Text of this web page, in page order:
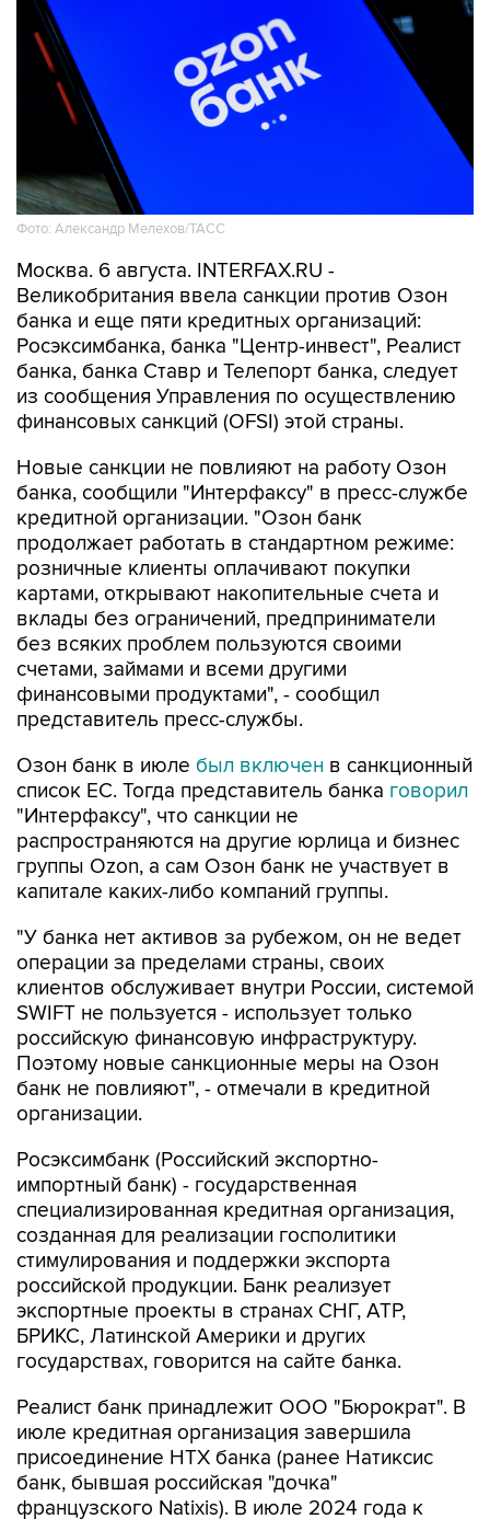
Фото: Александр Мелехов/ТАСС
Москва. 6 августа. INTERFAX.RU -
банка и еще пяти кредитных организаций:
Росэксимбанка, банка "Центр-инвест", Реалист
банка, банка Ставр и Телепорт банка, следует
из сообщения Управления по осуществлению
финансовых санкций (OFSI) этой страны.
Новые санкции не повлияют на работу Озон
кредитной организации. "Озон банк
продолжает работать в стандартном режиме:
розничные клиенты оплачивают покупки
картами, открывают накопительные счета и
вклады без ограничений, предприниматели
без всяких проблем пользуются своими
счетами, займами и всеми другими
финансовыми продуктами", - сообщил
представитель пресс-службы.
Озон банк в июлебыл включен
"Интерфаксу", что санкции не
распространяются на другие юрлица и бизнес
группы Ozon, а сам Озон банк не участвует в
капитале каких-либо компаний группы.
"У банка нет активов за рубежом, он не ведет
клиентов обслуживает внутри России, системой
SWIFT не пользуется - использует только
российскую финансовую инфраструктуру.
Поэтому новые санкционные меры на Озон
банк не повлияют", - отмечали в кредитной
организации.
Росэксимбанк (Российский экспортно-
специализированная кредитная организация,
созданная для реализации госполитики
стимулирования и поддержки экспорта
российской продукции. Банк реализует
экспортные проекты в странах СНГ, АТР,
БРИКС, Латинской Америки и других
государствах, говорится на сайте банка.
Реалист банк принадлежит ООО "Бюрократ". В
присоединение НТХ банка (ранее Натиксис
банк, бывшая российская "дочка"
французского Natixis). В июле 2024 года к
Реалист банку была присоединена российская
"дочка" чешского J&T Banka.